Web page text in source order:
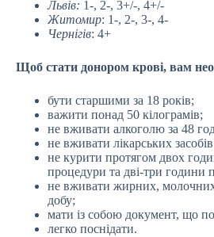
Львів: 1-, 2-, 3+/-, 4+/-
Житомир: 1-, 2-, 3-, 4-
Чернігів: 4+
Щоб стати донором крові, вам
бути старшими за 18 років;
важити понад 50 кілограмів;
не вживати алкоголю за 48
не вживати лікарських
не курити протягом двох
процедури та дві-три години
не вживати жирних, молочних
добу;
мати із собою документ, що
легко поснідати.